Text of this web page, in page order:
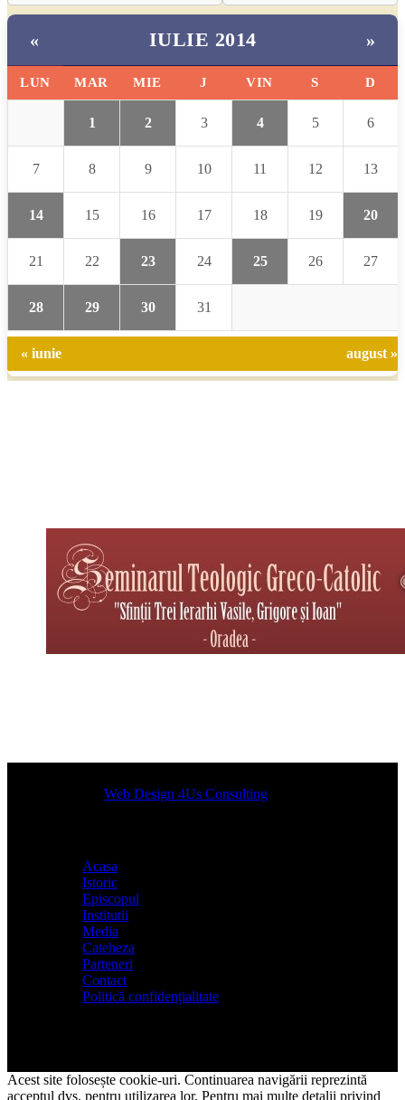
« IULIE 2014 »
LUN MAR MIE J VIN S D
1 2 3 4 5 6
7 8 9 10 11 12 13
14 15 16 17 18 19 20
21 22 23 24 25 26 27
28 29 30 31
« iunie august »
Designed byWeb Design 4Us Consulting
Acasa
Istoric
Episcopul
Institutii
Media
Cateheza
Parteneri
Contact
Politică confidențialitate
Acest site folosește cookie-uri. Continuarea navigării reprezintă
acceptul dvs. pentru utilizarea lor. Pentru mai multe detalii privind